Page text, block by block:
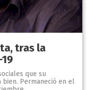
tras la
que su
Permaneció en el